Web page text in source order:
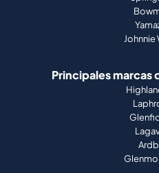
Johnnie
Principales marcas